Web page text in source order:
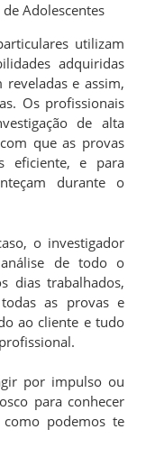
Adolescentes
utilizam
adquiridas
e assim,
Os profissionais
de alta
que as provas
eficiente, e para
durante o
o investigador
de todo o
dias trabalhados,
as provas e
ao cliente e tudo
por impulso ou
para conhecer
podemos te